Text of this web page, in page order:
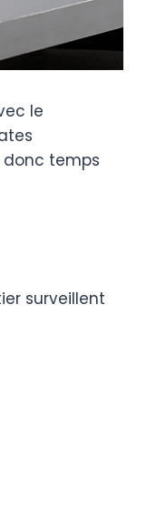
le
temps
surveillent